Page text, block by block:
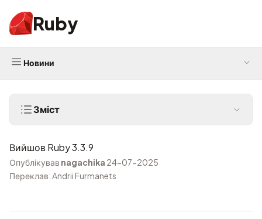
Ruby
Новини
Зміст
Вийшов Ruby 3.3.9
Опублікував nagachika 24-07-2025
Переклав: Andrii Furmanets